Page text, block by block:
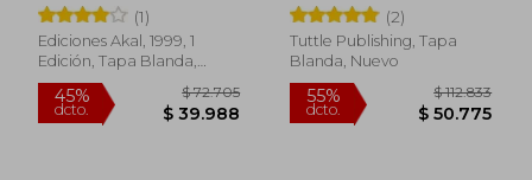
un Barco Legendario
Dentro de una
Botella
(1)
Ediciones Akal, 1999, 1
Edición, Tapa Blanda,
Nuevo
Papers With Book, 17
Projects] (en Inglés)
(2)
Tuttle Publishing, Tapa
Blanda, Nuevo